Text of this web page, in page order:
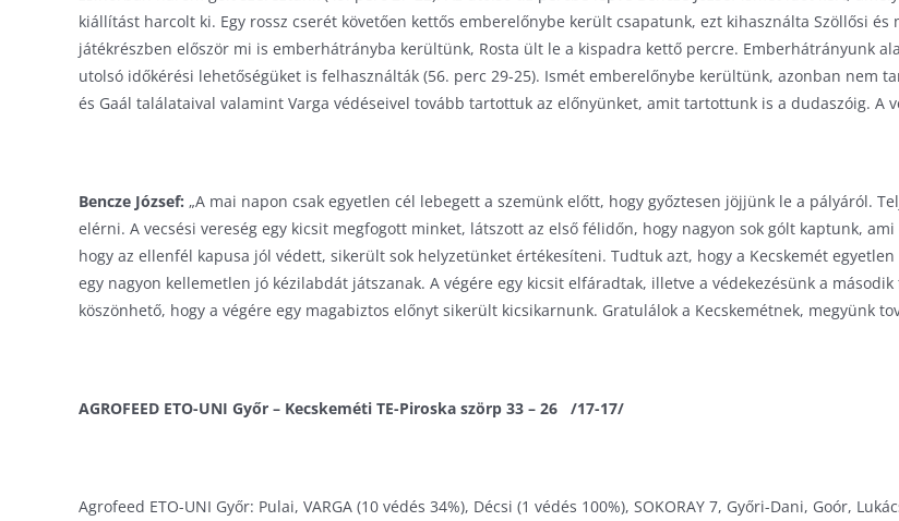
kiállítást harcolt ki. Egy rossz cserét követően kettős emberelőnybe került csapatunk, ezt kihasználta Szöllősi
játékrészben először mi is emberhátrányba kerültünk, Rosta ült le a kispadra kettő percre. Emberhátrányunk
utolsó időkérési lehetőségüket is felhasználták (56. perc 29-25). Ismét emberelőnybe kerültünk, azonban nem
és Gaál találataival valamint Varga védéseivel tovább tartottuk az előnyünket, amit tartottunk is a dudaszóig. A
Bencze József: „A mai napon csak egyetlen cél lebegett a szemünk előtt, hogy győztesen jöjjünk le a pályáról.
elérni. A vecsési vereség egy kicsit megfogott minket, látszott az első félidőn, hogy nagyon sok gólt kaptunk,
hogy az ellenfél kapusa jól védett, sikerült sok helyzetünket értékesíteni. Tudtuk azt, hogy a Kecskemét
egy nagyon kellemetlen jó kézilabdát játszanak. A végére egy kicsit elfáradtak, illetve a védekezésünk a
köszönhető, hogy a végére egy magabiztos előnyt sikerült kicsikarnunk. Gratulálok a Kecskemétnek, megyünk
AGROFEED ETO-UNI Győr – Kecskeméti TE-Piroska szörp 33 – 26 /17-17/
Agrofeed ETO-UNI Győr: Pulai, VARGA (10 védés 34%), Décsi (1 védés 100%), SOKORAY 7, Győri-Dani, Goór,